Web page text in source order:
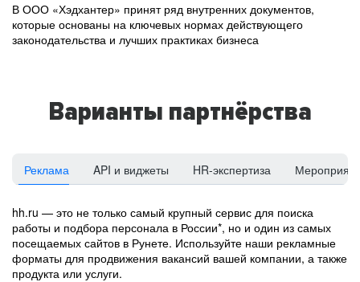
В ООО «Хэдхантер» принят ряд внутренних документов,
которые основаны на ключевых нормах действующего
законодательства и лучших практиках бизнеса
Варианты партнёрства
Реклама API и виджеты HR-экспертиза
hh.ru — это не только самый крупный сервис для поиска
работы и подбора персонала в России*, но и один из самых
посещаемых сайтов в Рунете. Используйте наши рекламные
форматы для продвижения вакансий вашей компании, а также
продукта или услуги.